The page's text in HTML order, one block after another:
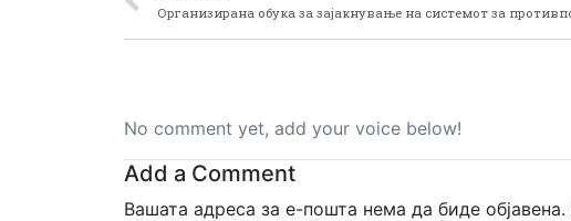
No comment yet, add your voice below!
Add a Comment
Вашата адреса за е-пошта нема да биде објавена.